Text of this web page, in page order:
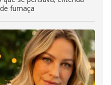
fumaça